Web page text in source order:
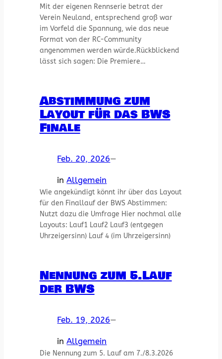
Mit der eigenen Rennserie betrat der
Verein Neuland, entsprechend groß war
im Vorfeld die Spannung, wie das neue
Format von der RC-Community
angenommen werden würde.Rückblickend
lässt sich sagen: Die Premiere…
Abstimmung zum
Layout für das BWS
Finale
Feb. 20, 2026—
inAllgemein
Wie angekündigt könnt ihr über das Layout
für den Finallauf der BWS Abstimmen:
Nutzt dazu die Umfrage Hier nochmal alle
Layouts: Lauf1 Lauf2 Lauf3 (entgegen
Uhrzeigersinn) Lauf 4 (im Uhrzeigersinn)
Nennung zum 5.Lauf
der BWS
Feb. 19, 2026—
inAllgemein
Die Nennung zum 5. Lauf am 7./8.3.2026